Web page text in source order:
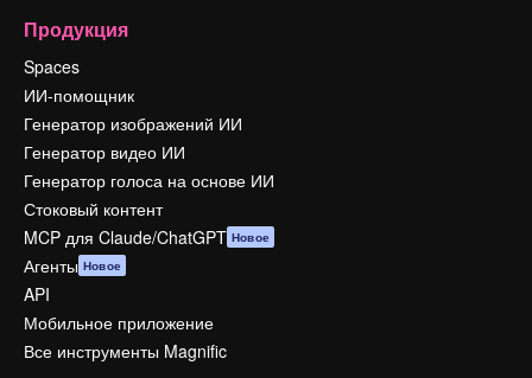
Продукция
Spaces
ИИ-помощник
Генератор изображений ИИ
Генератор видео ИИ
Генератор голоса на основе ИИ
Стоковый контент
MCP для Claude/ChatGPT Новое
Агенты Новое
API
Мобильное приложение
Все инструменты Magnific